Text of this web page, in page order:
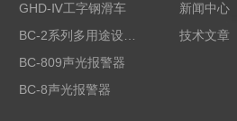
GHD-Ⅳ工字钢滑车
BC-809声光报警器
BC-8声光报警器
新闻中心
技术文章